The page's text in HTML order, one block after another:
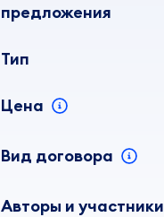
предложения
Тип
Цена
Вид договора
Авторы и участники